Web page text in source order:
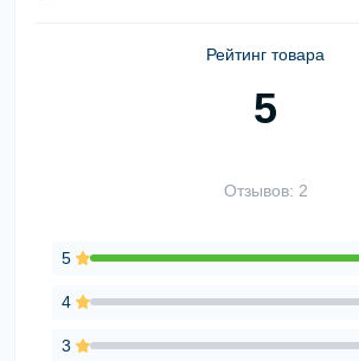
Рейтинг товара
5
Отзывов: 2
5
4
3